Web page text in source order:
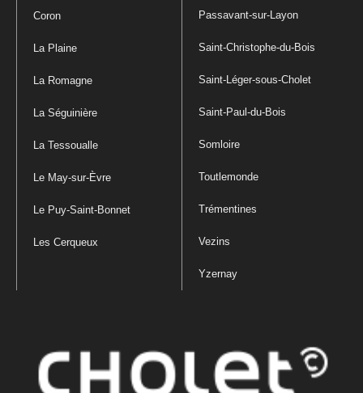
Coron
La Plaine
La Romagne
La Séguinière
La Tessoualle
Le May-sur-Èvre
Le Puy-Saint-Bonnet
Les Cerqueux
Passavant-sur-Layon
Saint-Christophe-du-Bois
Saint-Léger-sous-Cholet
Saint-Paul-du-Bois
Somloire
Toutlemonde
Trémentines
Vezins
Yzernay